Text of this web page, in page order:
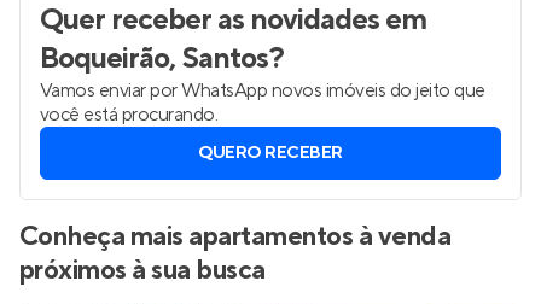
Quer receber as novidadesem
Boqueirão, Santos?
Vamos enviar por WhatsApp novos imóveis do jeito que
você está procurando.
QUERO RECEBER
Conheça mais apartamentos à venda
próximos à sua busca